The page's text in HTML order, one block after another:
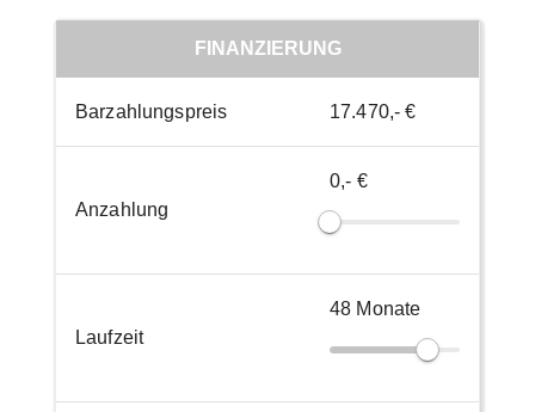
FINANZIERUNG
Barzahlungspreis 17.470,- €
Anzahlung
0,- €
Laufzeit
48 Monate